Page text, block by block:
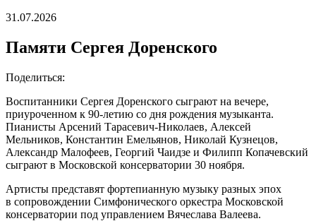
31.07.2026
Памяти Сергея Доренского
Поделиться:
Воспитанники Сергея Доренского сыграют на вечере,
приуроченном к 90-летию со дня рождения музыканта.
Пианисты Арсений Тарасевич-Николаев, Алексей
Мельников, Константин Емельянов, Николай Кузнецов,
Александр Малофеев, Георгий Чаидзе и Филипп Копачевский
сыграют в Московской консерватории 30 ноября.
Артисты представят фортепианную музыку разных эпох
в сопровождении Симфонического оркестра Московской
консерватории под управлением Вячеслава Валеева.